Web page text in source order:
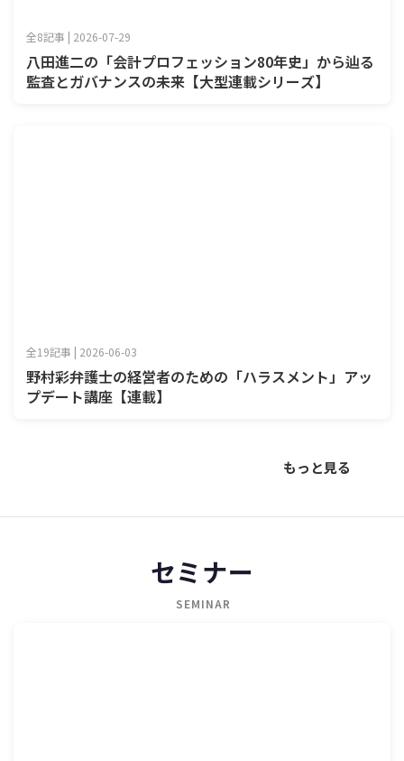
全8記事 | 2026-07-29
八田進二の「会計プロフェッション80年史」から辿る
監査とガバナンスの未来【大型連載シリーズ】
全19記事 | 2026-06-03
野村彩弁護士の経営者のための「ハラスメント」アッ
プデート講座【連載】
もっと見る
セミナー
SEMINAR